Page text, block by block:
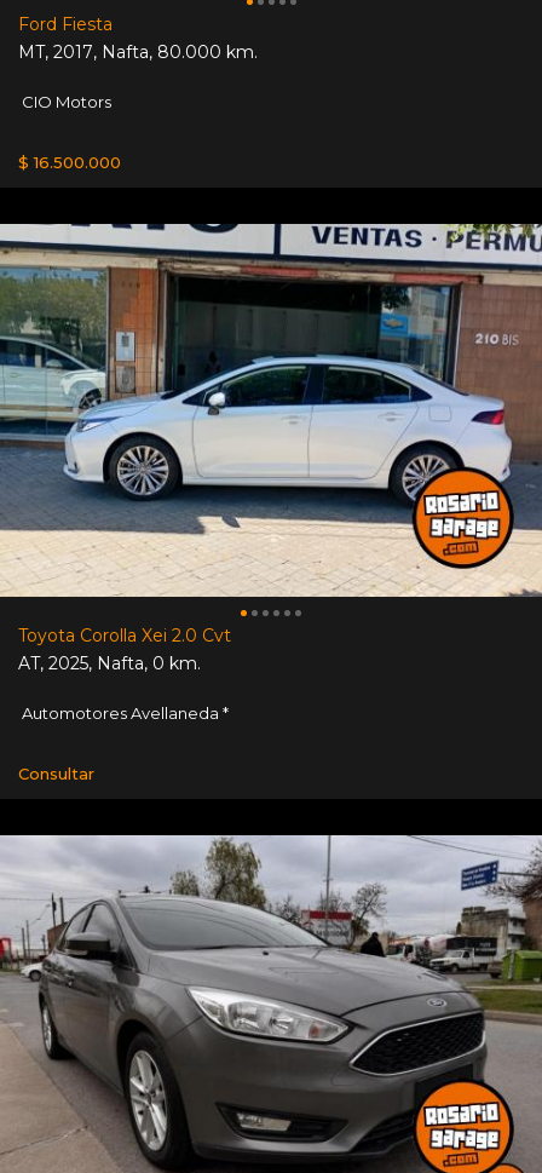
Ford Fiesta
MT, 2017, Nafta, 80.000 km.
CIO Motors
$ 16.500.000
Toyota Corolla Xei 2.0 Cvt
AT, 2025, Nafta, 0 km.
Automotores Avellaneda *
Consultar